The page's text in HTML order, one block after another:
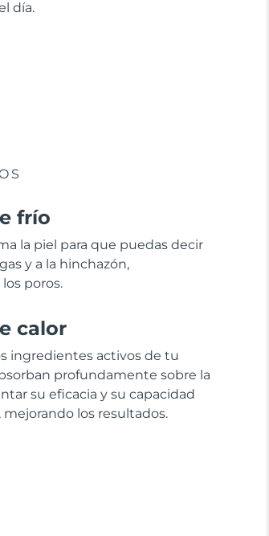
día.
frío
la piel para que puedas decir
y a la hinchazón,
poros.
calor
ingredientes activos de tu
profundamente sobre la
su eficacia y su capacidad
los resultados.